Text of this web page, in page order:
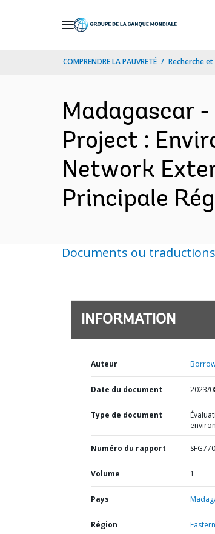
COMPRENDRE LA PAUVRETÉ Recherche
Madagascar
Project :
Network
Principale
Documents ou
INFORMATION
Auteur
Date du document 2023/
Type de document
Numéro du rapport
Volume 1
Pays
Région